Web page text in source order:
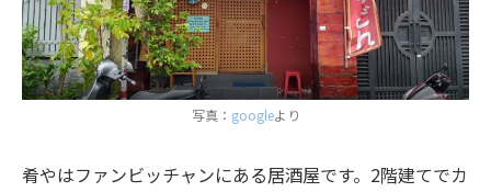
写真： googleより
肴やはファンビッチャンにある居酒屋です。2階建てでカ